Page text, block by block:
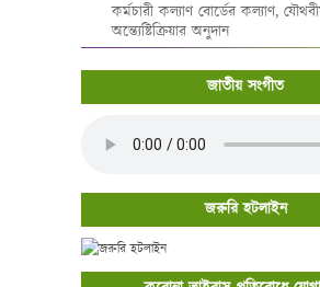
কর্মচারী কল্যাণ বোর্ডের কল্যাণ,
অন্ত্যেষ্টিক্রিয়ার অনুদান
জাতীয় সংগীত
জরুরি হটলাইন